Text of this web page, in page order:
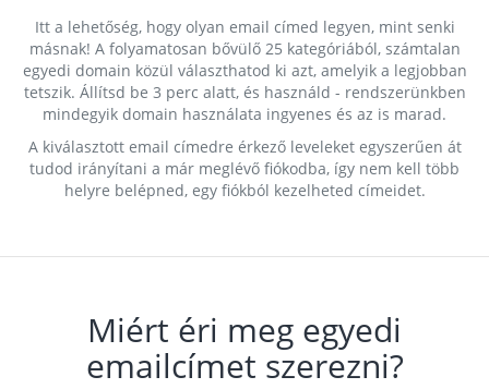
Itt a lehetőség, hogy olyan email címed legyen, mint senki
másnak! A folyamatosan bővülő 25 kategóriából, számtalan
egyedi domain közül választhatod ki azt, amelyik a legjobban
tetszik. Állítsd be 3 perc alatt, és használd - rendszerünkben
mindegyik domain használata ingyenes és az is marad.
A kiválasztott email címedre érkező leveleket egyszerűen át
tudod irányítani a már meglévő fiókodba, így nem kell több
helyre belépned, egy fiókból kezelheted címeidet.
Miért éri meg egyedi
emailcímet szerezni?